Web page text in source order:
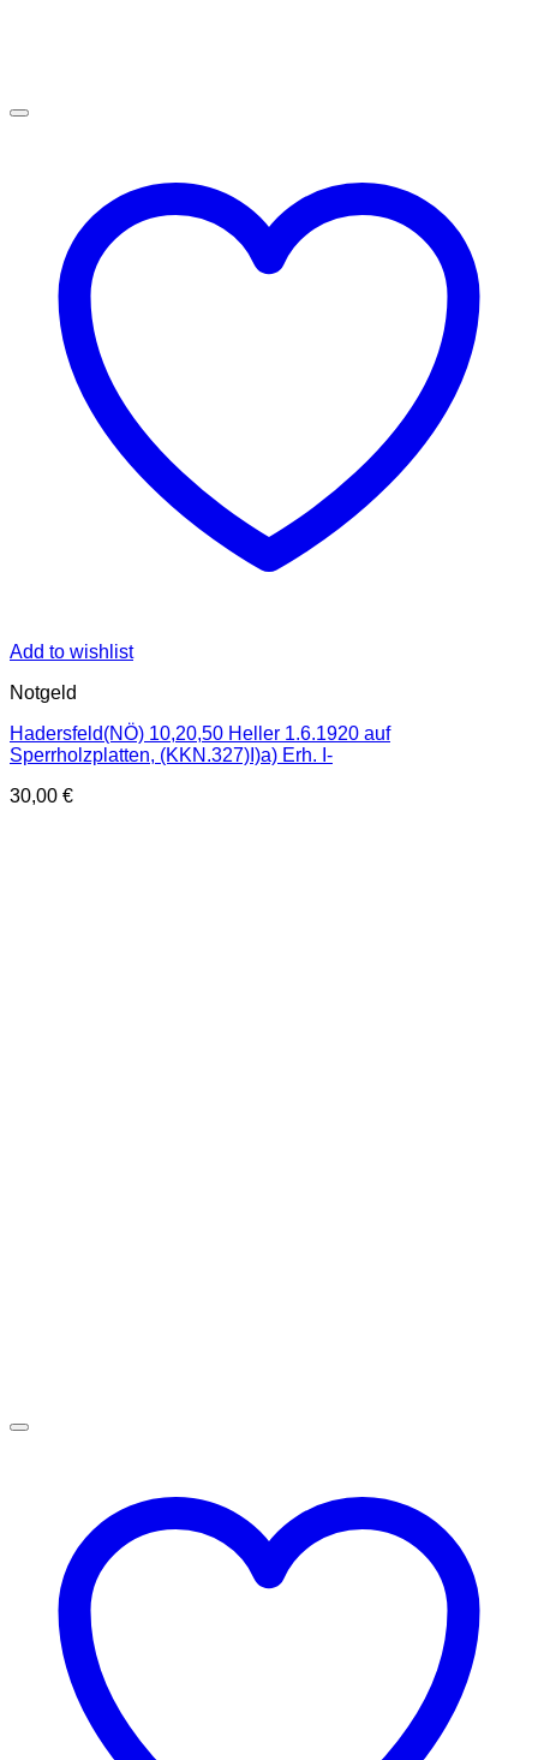
Add to wishlist
Notgeld
Hadersfeld(NÖ) 10,20,50 Heller 1.6.1920 auf
Sperrholzplatten, (KKN.327)I)a) Erh. I-
30,00 €